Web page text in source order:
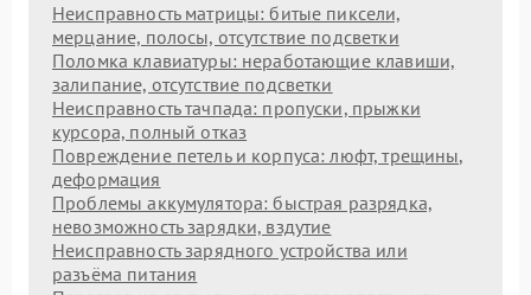
Неисправность матрицы: битые пиксели,
мерцание, полосы, отсутствие подсветки
Поломка клавиатуры: неработающие клавиши,
залипание, отсутствие подсветки
Неисправность тачпада: пропуски, прыжки
курсора, полный отказ
Повреждение петель и корпуса: люфт, трещины,
деформация
Проблемы аккумулятора: быстрая разрядка,
невозможность зарядки, вздутие
Неисправность зарядного устройства или
разъёма питания